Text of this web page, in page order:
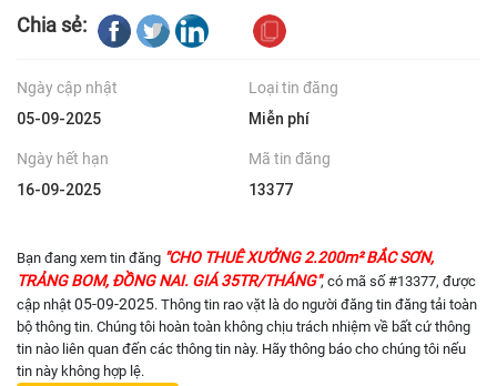
Chia sẻ:
Ngày cập nhật
05-09-2025
Loại tin đăng
Miễn phí
Ngày hết hạn
16-09-2025
Mã tin đăng
13377
Bạn đang xem tin đăng "CHO THUÊ XƯỞNG 2.200m² BẮC SƠN,
TRẢNG BOM, ĐỒNG NAI. GIÁ 35TR/THÁNG", có mã số #13377, được
cập nhật 05-09-2025. Thông tin rao vặt là do người đăng tin đăng tải toàn
bộ thông tin. Chúng tôi hoàn toàn không chịu trách nhiệm về bất cứ thông
tin nào liên quan đến các thông tin này. Hãy thông báo cho chúng tôi nếu
tin này không hợp lệ.